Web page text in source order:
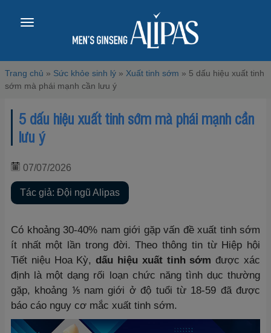
Toggle
Trang chủ » Sức khỏe sinh lý » Xuất tinh sớm » 5 dấu hiệu xuất tinh
sớm mà phái mạnh cần lưu ý
5 dấu hiệu xuất tinh sớm mà phái mạnh cần
lưu ý
07/07/2026
Tác giả: Đội ngũ Alipas
Có khoảng 30-40% nam giới gặp vấn đề xuất tinh sớm
ít nhất một lần trong đời. Theo thông tin từ Hiệp hội
Tiết niệu Hoa Kỳ,dấu hiệu xuất tinh sớm được xác
định là một dạng rối loạn chức năng tình dục thường
gặp, khoảng ⅕ nam giới ở độ tuổi từ 18-59 đã được
báo cáo nguy cơ mắc xuất tinh sớm.